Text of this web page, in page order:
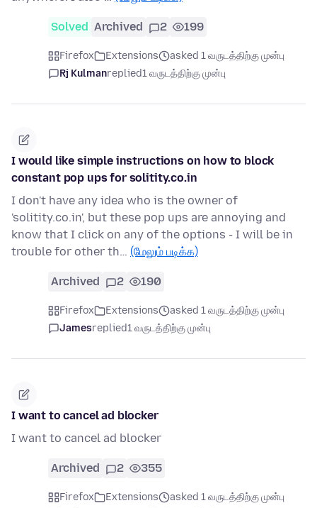
Solved Archived 2 199
Firefox Extensions
asked 1 வருடத்திற்கு முன்பு
Rj Kulmanreplied1 வருடத்திற்கு முன்பு
I would like simple instructions on how to block
constant pop ups for solitity.co.in
I don't have any idea who is the owner of
'solitity.co.in', but these pop ups are annoying and
know that I click on any of the options - I will be in
trouble for other th… (மேலும் படிக்க)
Archived 2 190
Firefox Extensions
asked 1 வருடத்திற்கு முன்பு
Jamesreplied1 வருடத்திற்கு முன்பு
I want to cancel ad blocker
I want to cancel ad blocker
Archived 2 355
Firefox Extensions
asked 1 வருடத்திற்கு முன்பு